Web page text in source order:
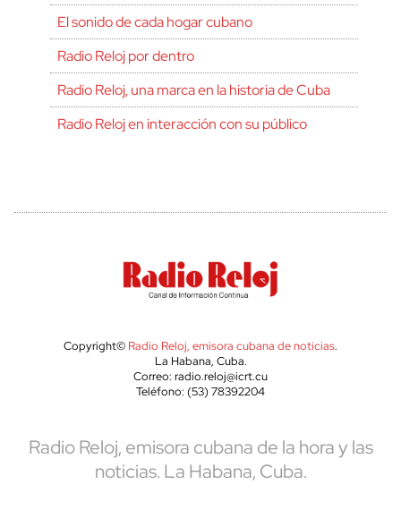
El sonido de cada hogar cubano
Radio Reloj por dentro
Radio Reloj, una marca en la historia de Cuba
Radio Reloj en interacción con su público
Copyright© Radio Reloj, emisora cubana de noticias.
La Habana, Cuba.
Correo: radio.reloj@icrt.cu
Teléfono: (53) 78392204
Radio Reloj, emisora cubana de la hora y las
noticias. La Habana, Cuba.